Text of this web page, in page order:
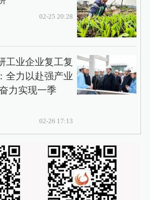
02-25 20:28
工业企业复工复
全力以赴强产业
力实现一季
02-26 17:13